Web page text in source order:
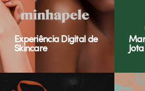
Experiência Digital de
Skincare Jota